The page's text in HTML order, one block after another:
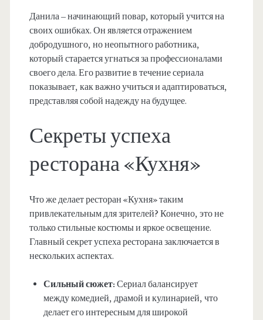
Данила – начинающий повар, который учится на
своих ошибках. Он является отражением
добродушного, но неопытного работника,
который старается угнаться за профессионалами
своего дела. Его развитие в течение сериала
показывает, как важно учиться и адаптироваться,
представляя собой надежду на будущее.
Секреты успеха
ресторана «Кухня»
Что же делает ресторан «Кухня» таким
привлекательным для зрителей? Конечно, это не
только стильные костюмы и яркое освещение.
Главный секрет успеха ресторана заключается в
нескольких аспектах.
Сильный сюжет: Сериал балансирует
между комедией, драмой и кулинарией, что
делает его интересным для широкой